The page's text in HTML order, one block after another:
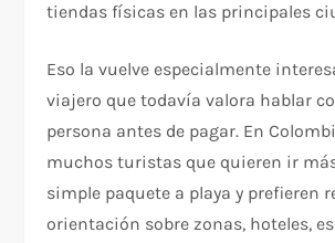
tiendas físicas en las principales
Eso la vuelve especialmente
viajero que todavía valora hablar
persona antes de pagar. En
muchos turistas que quieren ir
simple paquete a playa y prefieren
orientación sobre zonas, hoteles,